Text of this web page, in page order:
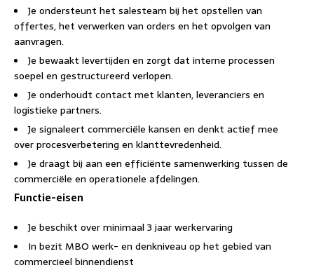
Je ondersteunt het salesteam bij het opstellen van
offertes, het verwerken van orders en het opvolgen van
aanvragen.
Je bewaakt levertijden en zorgt dat interne processen
soepel en gestructureerd verlopen.
Je onderhoudt contact met klanten, leveranciers en
logistieke partners.
Je signaleert commerciële kansen en denkt actief mee
over procesverbetering en klanttevredenheid.
Je draagt bij aan een efficiënte samenwerking tussen de
commerciële en operationele afdelingen.
Functie-eisen
Je beschikt over minimaal 3 jaar werkervaring
In bezit MBO werk- en denkniveau op het gebied van
commercieel binnendienst